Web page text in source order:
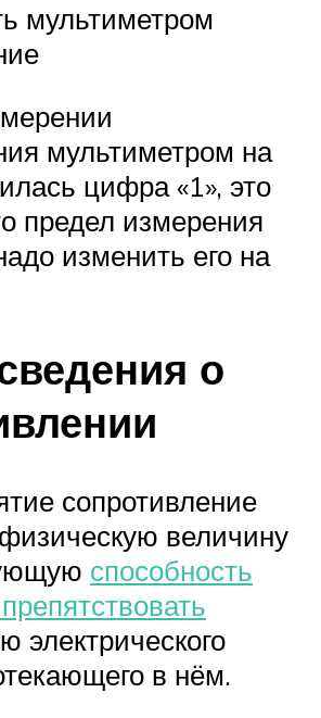
мультиметром
мультиметром на
цифра «1», это
предел измерения
изменить его на
о
сопротивление
величину
способность
электрического
в нём.